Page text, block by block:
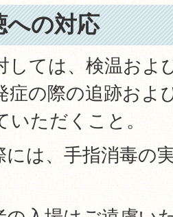
への対応
しては、検温およ
症の際の追跡およ
ただくこと。
には、手指消毒の